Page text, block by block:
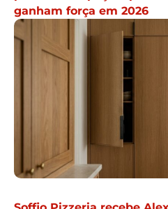
ganham força em 2026